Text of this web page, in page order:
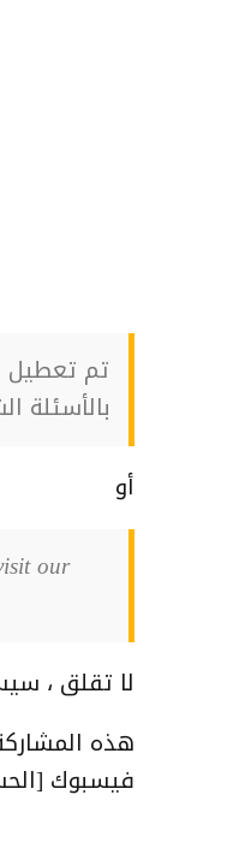
تم تعطيل
بالأسئلة
أو
our
لا تقلق ،
هذه
فيسبوك